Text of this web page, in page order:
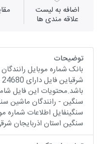
اضافه به لیست
علاقه مندی ها
توضیحات
بانک شماره موبایل
باشد.محتویات این فایل
سنگین - رانندگان ماشین
سنگینفایل اطلاعات شماره
سنگین استان اذربایجان شرقی اهر ۱۱۲۰ و